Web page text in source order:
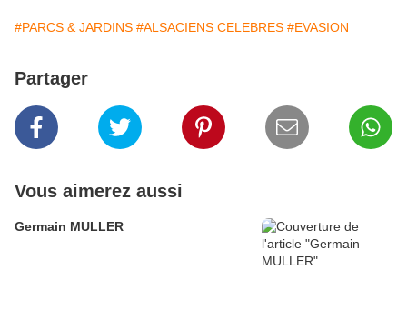
#PARCS & JARDINS #ALSACIENS CELEBRES #EVASION
Partager
Vous aimerez aussi
Germain MULLER